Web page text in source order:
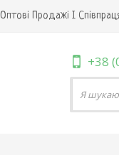
Оптові Продажі І
+38